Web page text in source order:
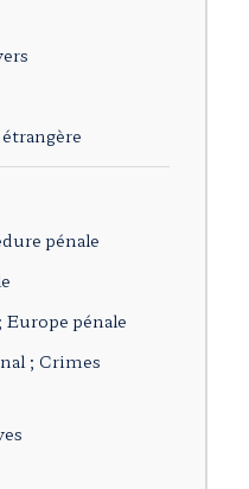
pénale
Europe pénale
; Crimes